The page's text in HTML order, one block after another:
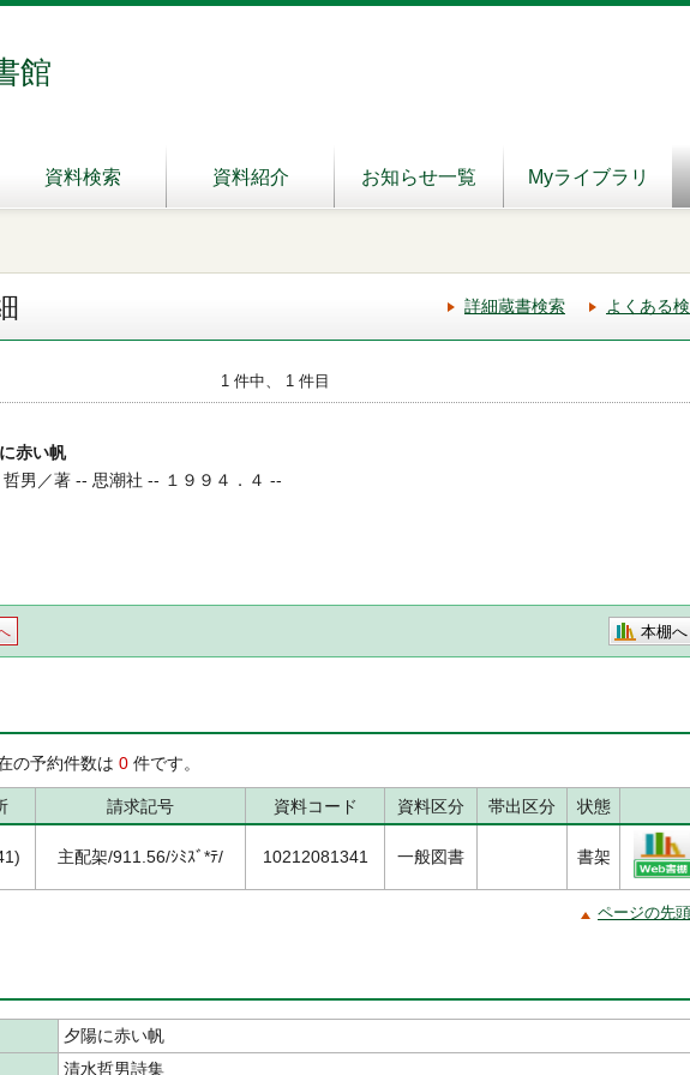
館
資料検索 資料紹介 お知らせ一覧 Myライブラリ
詳細蔵書検索 よくある
1 件中、 1 件目
赤い帆
哲男／著 -- 思潮社 -- １９９４．４ --
本棚へ
の予約件数は 0 件です。
請求記号 資料コード 資料区分 帯出区分 状態
主配架/911.56/ｼﾐｽﾞ*ﾃ/ 10212081341 一般図書 書架
ページの先
夕陽に赤い帆
清水哲男詩集